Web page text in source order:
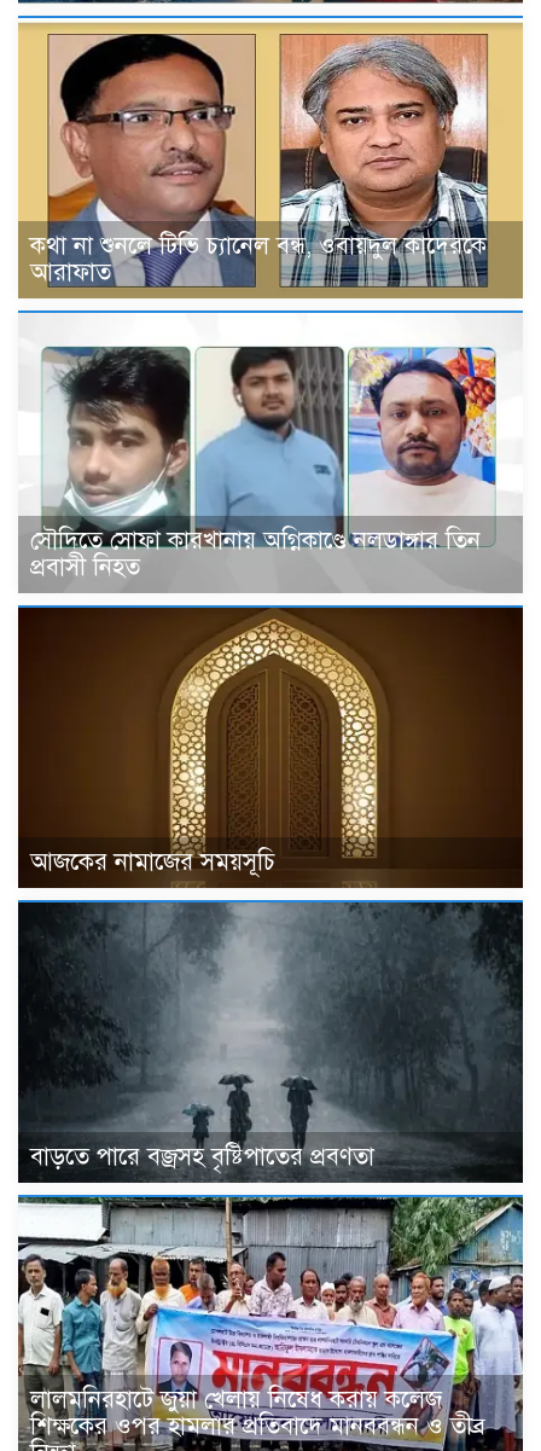
কথা না শুনলে টিভি চ্যানেল বন্ধ, ওবায়দুল কাদেরকে
আরাফাত
সৌদিতে সোফা কারখানায় অগ্নিকাণ্ডে নলডাঙ্গার তিন
প্রবাসী নিহত
আজকের নামাজের সময়সূচি
বাড়তে পারে বজ্রসহ বৃষ্টিপাতের প্রবণতা
‎লালমনিরহাটে জুয়া খেলায় নিষেধ করায় কলেজ
শিক্ষকের ওপর হামলার প্রতিবাদে মানববন্ধন ও তীব্র